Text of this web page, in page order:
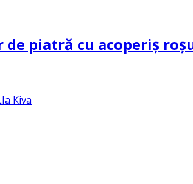
de piatră cu acoperiș
Kiva